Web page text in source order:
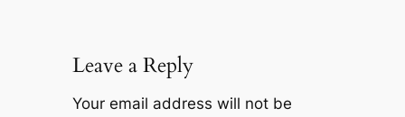
Leave a Reply
Your email address will not be